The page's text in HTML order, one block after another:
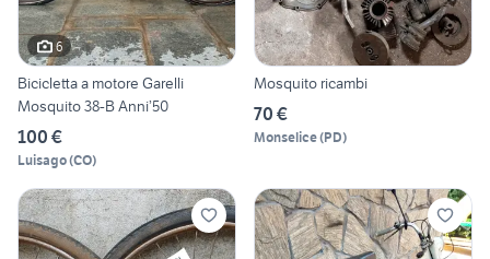
6
Bicicletta a motore Garelli
Mosquito 38-B Anni’50
100 €
Luisago(CO)
Mosquito ricambi
70 €
Monselice(PD)